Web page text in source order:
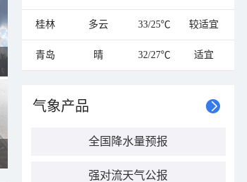
桂林 多云 33/25℃ 较适宜
青岛 晴 32/27℃ 适宜
气象产品
全国降水量预报
强对流天气公报